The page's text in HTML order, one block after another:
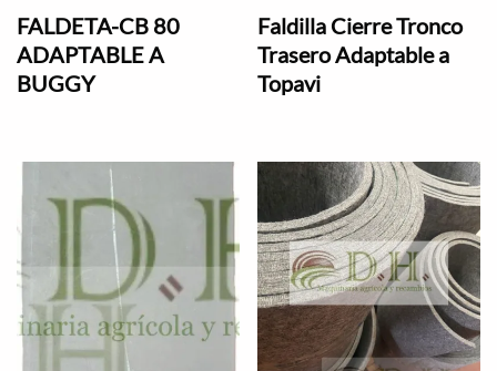
FALDETA-CB 80
ADAPTABLE A
BUGGY
Faldilla Cierre Tronco
Trasero Adaptable a
Topavi